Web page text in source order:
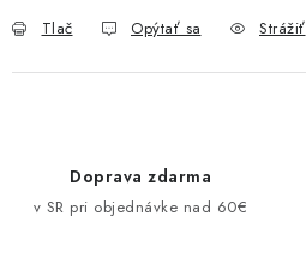
Tlač Opýtať sa Strážiť
Doprava zdarma
v SR pri objednávke nad 60€